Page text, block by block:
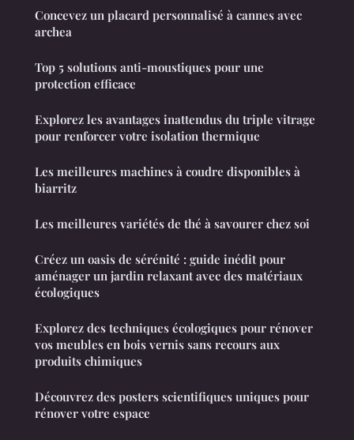
Concevez un placard personnalisé à cannes avec
archea
Top 5 solutions anti-moustiques pour une
protection efficace
Explorez les avantages inattendus du triple vitrage
pour renforcer votre isolation thermique
Les meilleures machines à coudre disponibles à
biarritz
Les meilleures variétés de thé à savourer chez soi
Créez un oasis de sérénité : guide inédit pour
aménager un jardin relaxant avec des matériaux
écologiques
Explorez des techniques écologiques pour rénover
vos meubles en bois vernis sans recours aux
produits chimiques
Découvrez des posters scientifiques uniques pour
rénover votre espace